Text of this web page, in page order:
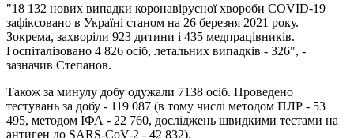
"18 132 нових випадки коронавірусної хвороби COVID-19
зафіксовано в Україні станом на 26 березня 2021 року.
Зокрема, захворіли 923 дитини і 435 медпрацівників.
Госпіталізовано 4 826 осіб, летальних випадків - 326", -
зазначив Степанов.
Також за минулу добу одужали 7138 осіб. Проведено
тестувань за добу - 119 087 (в тому числі методом ПЛР - 53
495, методом ІФА - 22 760, досліджень швидкими тестами на
антиген до SARS-CoV-2 - 42 832).